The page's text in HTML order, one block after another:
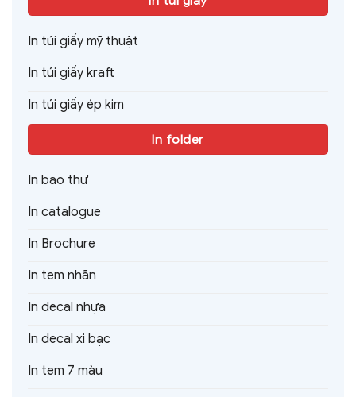
In túi giấy mỹ thuật
In túi giấy kraft
In túi giấy ép kim
In folder
In bao thư
In catalogue
In Brochure
In tem nhãn
In decal nhựa
In decal xi bạc
In tem 7 màu